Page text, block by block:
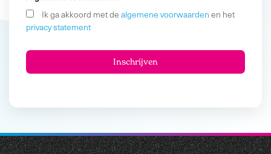
Ik ga akkoord met de algemene voorwaarden en het
privacy statement